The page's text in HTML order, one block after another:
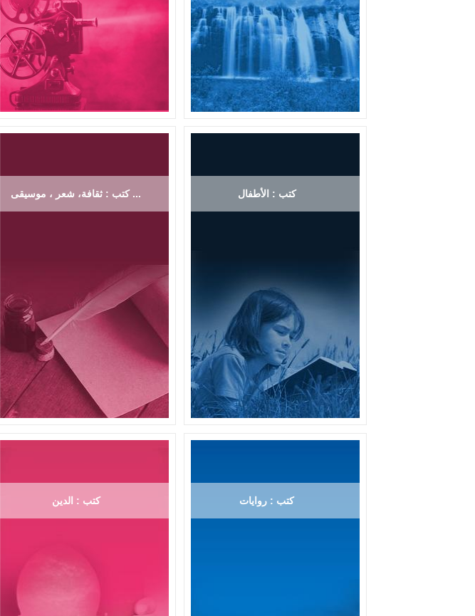
كتب : ثقافة، شعر ، موسيقى ... كتب : الأطفال
كتب : الدين كتب : روايات